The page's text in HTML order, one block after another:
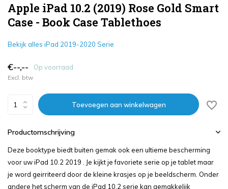
Apple iPad 10.2 (2019) Rose Gold Smart
Case - Book Case Tablethoes
Bekijk alles iPad 2019-2020 Serie
€--,-- Op voorraad
Excl. btw
Toevoegen aan winkelwagen
Productomschrijving
Deze booktype biedt buiten gemak ook een ultieme bescherming
voor uw iPad 10.2 2019 . Je kijkt je favoriete serie op je tablet maar
je word geirriteerd door de kleine krasjes op je beeldscherm. Onder
andere het scherm van de iPad 10.2 serie kan gemakkelijk